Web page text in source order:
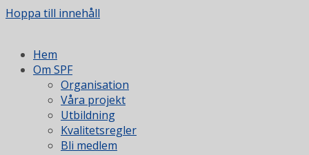
Hoppa till innehåll
Hem
Om SPF
Organisation
Våra projekt
Utbildning
Kvalitetsregler
Bli medlem